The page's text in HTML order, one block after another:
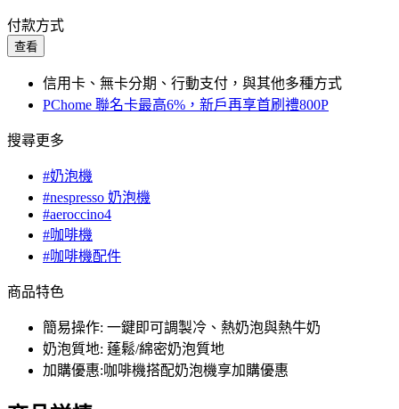
付款方式
查看
信用卡、無卡分期、行動支付，與其他多種方式
PChome 聯名卡最高6%，新戶再享首刷禮800P
搜尋更多
#奶泡機
#nespresso 奶泡機
#aeroccino4
#咖啡機
#咖啡機配件
商品特色
簡易操作: 一鍵即可調製冷、熱奶泡與熱牛奶
奶泡質地: 蓬鬆/綿密奶泡質地
加購優惠:咖啡機搭配奶泡機享加購優惠